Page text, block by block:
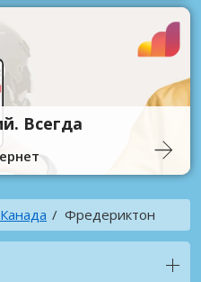
Всегда
Канада Фредериктон